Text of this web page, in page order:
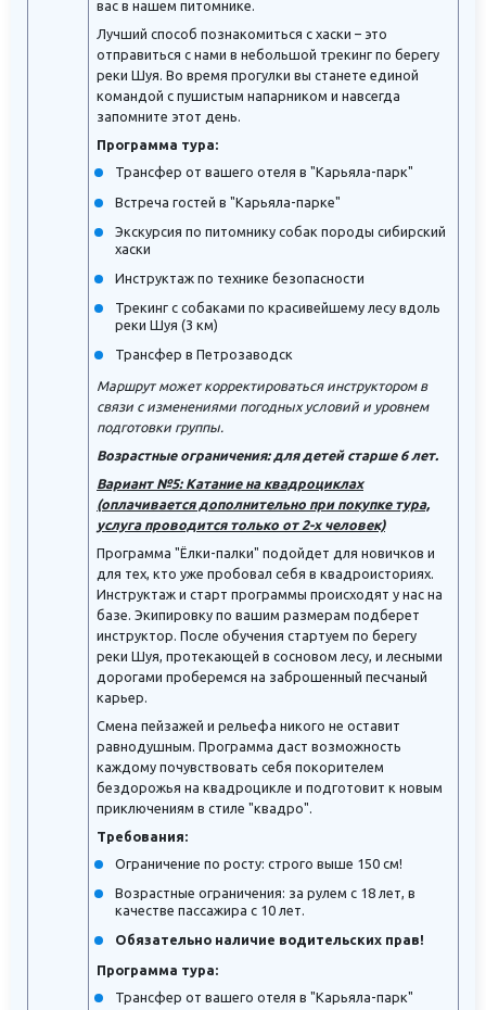
вас в нашем питомнике.
Лучший способ познакомиться с хаски – это
отправиться с нами в небольшой трекинг по берегу
реки Шуя. Во время прогулки вы станете единой
командой с пушистым напарником и навсегда
запомните этот день.
Программа тура:
Трансфер от вашего отеля в "Карьяла-парк"
Встреча гостей в "Карьяла-парке"
Экскурсия по питомнику собак породы сибирский
хаски
Инструктаж по технике безопасности
Трекинг с собаками по красивейшему лесу вдоль
реки Шуя (3 км)
Трансфер в Петрозаводск
Маршрут может корректироваться инструктором в
связи с изменениями погодных условий и уровнем
подготовки группы.
Возрастные ограничения: для детей старше 6 лет.
Вариант №5: Катание на квадроциклах
(оплачивается дополнительно при покупке тура,
услуга проводится только от 2-х человек)
Программа "Ёлки-палки" подойдет для новичков и
для тех, кто уже пробовал себя в квадроисториях.
Инструктаж и старт программы происходят у нас на
базе. Экипировку по вашим размерам подберет
инструктор. После обучения стартуем по берегу
реки Шуя, протекающей в сосновом лесу, и лесными
дорогами проберемся на заброшенный песчаный
карьер.
Смена пейзажей и рельефа никого не оставит
равнодушным. Программа даст возможность
каждому почувствовать себя покорителем
бездорожья на квадроцикле и подготовит к новым
приключениям в стиле "квадро".
Требования:
Ограничение по росту: строго выше 150 см!
Возрастные ограничения: за рулем с 18 лет, в
качестве пассажира с 10 лет.
Обязательно наличие водительских прав!
Программа тура:
Трансфер от вашего отеля в "Карьяла-парк"